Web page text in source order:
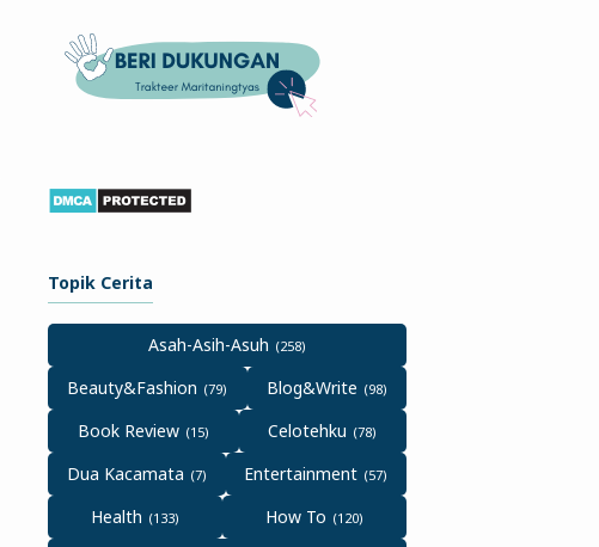
Topik Cerita
Asah-Asih-Asuh
Beauty&Fashion
Blog&Write
Book Review
Celotehku
Dua Kacamata
Entertainment
Health
How To